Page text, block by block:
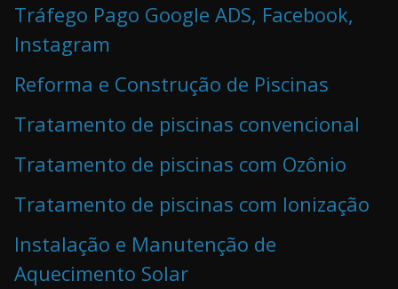
Tráfego Pago Google ADS, Facebook,
Instagram
Reforma e Construção de Piscinas
Tratamento de piscinas convencional
Tratamento de piscinas com Ozônio
Tratamento de piscinas com Ionização
Instalação e Manutenção de
Aquecimento Solar